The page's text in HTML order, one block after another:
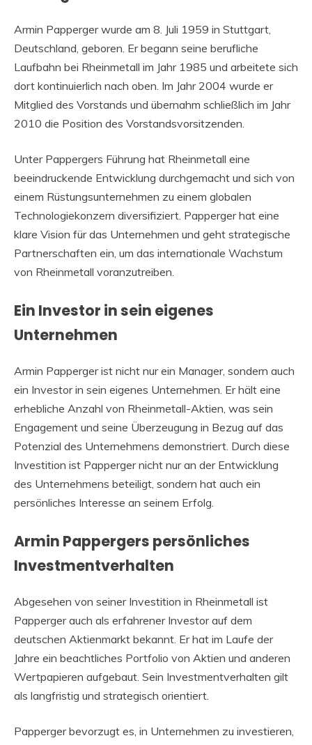
Armin Papperger wurde am 8. Juli 1959 in Stuttgart,
Deutschland, geboren. Er begann seine berufliche
Laufbahn bei Rheinmetall im Jahr 1985 und arbeitete sich
dort kontinuierlich nach oben. Im Jahr 2004 wurde er
Mitglied des Vorstands und übernahm schließlich im Jahr
2010 die Position des Vorstandsvorsitzenden.
Unter Pappergers Führung hat Rheinmetall eine
beeindruckende Entwicklung durchgemacht und sich von
einem Rüstungsunternehmen zu einem globalen
Technologiekonzern diversifiziert. Papperger hat eine
klare Vision für das Unternehmen und geht strategische
Partnerschaften ein, um das internationale Wachstum
von Rheinmetall voranzutreiben.
Ein Investor in sein eigenes
Unternehmen
Armin Papperger ist nicht nur ein Manager, sondern auch
ein Investor in sein eigenes Unternehmen. Er hält eine
erhebliche Anzahl von Rheinmetall-Aktien, was sein
Engagement und seine Überzeugung in Bezug auf das
Potenzial des Unternehmens demonstriert. Durch diese
Investition ist Papperger nicht nur an der Entwicklung
des Unternehmens beteiligt, sondern hat auch ein
persönliches Interesse an seinem Erfolg.
Armin Pappergers persönliches
Investmentverhalten
Abgesehen von seiner Investition in Rheinmetall ist
Papperger auch als erfahrener Investor auf dem
deutschen Aktienmarkt bekannt. Er hat im Laufe der
Jahre ein beachtliches Portfolio von Aktien und anderen
Wertpapieren aufgebaut. Sein Investmentverhalten gilt
als langfristig und strategisch orientiert.
Papperger bevorzugt es, in Unternehmen zu investieren,